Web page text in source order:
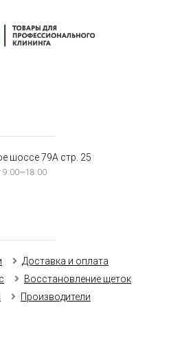
шоссе 79А стр. 25
9:00—18:00
Доставка и оплата
Восстановление щеток
Производители